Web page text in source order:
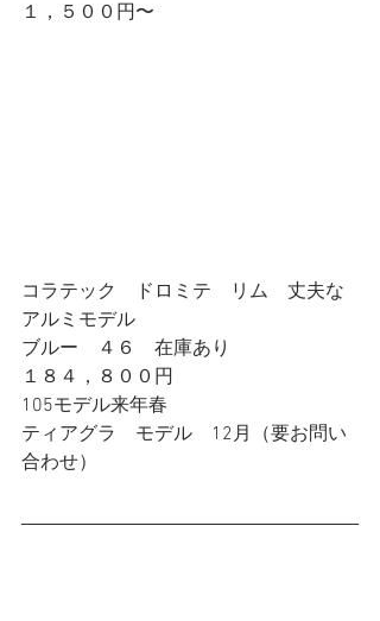
１，５００円〜
コラテック　ドロミテ　リム　丈夫な
アルミモデル
ブルー　４６　在庫あり
１８４，８００円
105モデル来年春
ティアグラ　モデル　12月（要お問い
合わせ）